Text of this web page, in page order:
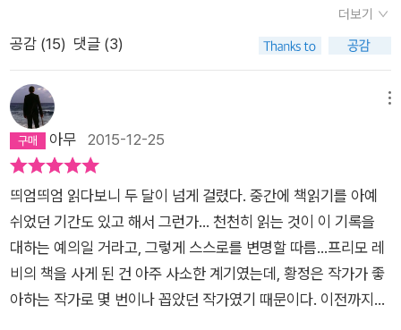
으리라.이제 ‘절멸의 수용소’라는 용어의 이중적인 의미를 이해할
수 있을 것이다. 그리고 ’바닥으로 떨어지다‘라는 표현을 통해 우
국어가 모든 사람들의 정신의 밑바닥으로 돌덩이처럼 떨어진다.
‘기상’. 따뜻한 담요가 만들어내는 몽환적인 경계, 잠이라는 튼튼
하지 못한 갑옷, 고통스럽기도 한 밤으로의 탈출, 이 모든 것이 산
산조각난다. 우리는 다시 무자비하게 잠에서 깨어나 벌거벗고 연
약한 상태에서 잔인하게 모욕에 노출된다. 이성적으로는 그 끝을
가늠할 수 없을 정도로 긴, 다른 날과 똑같은 하루가 시작된다. 너
무나 춥고 너무나 배고프고 너무나 힘이 들어 그 끝은 우리와 더
멀어진다. 그러므로 회색빛 빵 한 덩이에 우리의 관심과 욕망을
집중시키는 것이 더 낫다. 빵은 작지만 한 시간 후면 틀림없이 우
싶었던 이 무가치한 잉여의 물질은 생기 없이, 그리고 항상 너무
느리게 미래로부터 과거로 내려앉았다. 하루하루 생기 있게, 소중
미래가 우리 앞에, 마치 넘을 수 없는 장벽처럼 서 있었다. 우리에
게 이야기는 정지되어 있었다.이제는 내 것이 아닌 상상 속의 기
억이 되어버린 것만 같은 일들이 눈치 없이 불쑥 하고 떠오르면
기다리고 있던 우울함이 나를 집어삼키곤 했다. 그러나 이제는 돌
부리에 넘어져도 우울로 직행하지 않고 잠시 제자리 멈춤을 할 줄
안다.그리고 경계하지 않을 때, 안심하고 있는 내가 또다시 피할
수 없는 ‘불행’을 맞닥뜨리게 되는 일이 생겨도 예전처럼 낙담만
하고 있지 않는다.늘 내일이 기대되는 구름 위를 걷는 듯했던 삶
이 평생 이어질 거라 여기며 오르막길도 힘든 내색 없이 쉼도 없
기사를 보고 나서 지금으로부터 3년 전에 구입한 저자의 <이것
이 인간인가>를 읽기 시작했다. 계기도 참 도발적이지 않은가.
5일밖에 걸리지 않았다. 프리모 레비는 유대계 이탈리아인으로 1
919년 토리노에서 출생했다. 헝가리 부다페스트에 있는 기계제
조업체 간츠에서 일하던 아버지 세자르는 열렬한 독서가이자 독
주와 독서를 즐겼다고 한다. 리나의 결혼식날, 리나의 아버지가
신혼부부에게 아파트를 주었고 프리모 레비는 평생 이곳에서 살
았다. 1938년 토리노 대학에서 화학을 전공하게 된 레비는 새로
운 인종법의 시행으로 졸업논문 준비를 하면서 한 때 어려움을 겪
기도 했지만, 1941년 대학 졸업에 성공했다. 그 후 산비토레 광산
더보기
공감 (15) 댓글 (3)
아무 2015-12-25
띄엄띄엄 읽다보니 두 달이 넘게 걸렸다. 중간에 책읽기를 아예
쉬었던 기간도 있고 해서 그런가... 천천히 읽는 것이 이 기록을
대하는 예의일 거라고, 그렇게 스스로를 변명할 따름...프리모 레
비의 책을 사게 된 건 아주 사소한 계기였는데, 황정은 작가가 좋
아하는 작가로 몇 번이나 꼽았던 작가였기 때문이다. 이전까지는